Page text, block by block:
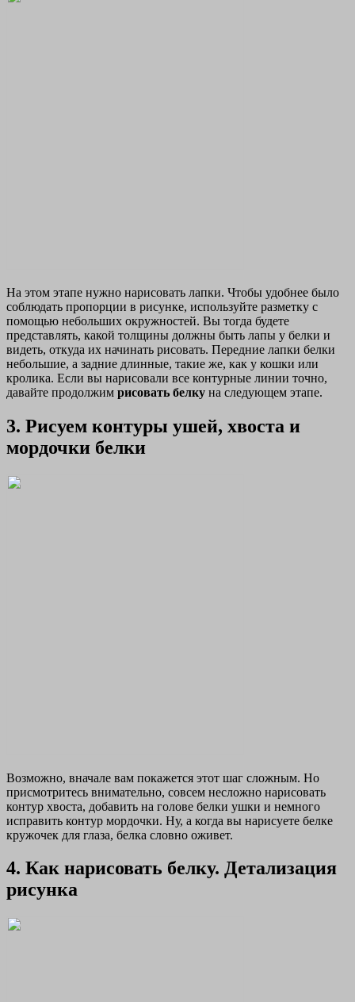
На этом этапе нужно нарисовать лапки. Чтобы удобнее было
соблюдать пропорции в рисунке, используйте разметку с
помощью небольших окружностей. Вы тогда будете
представлять, какой толщины должны быть лапы у белки и
видеть, откуда их начинать рисовать. Передние лапки белки
небольшие, а задние длинные, такие же, как у кошки или
кролика. Если вы нарисовали все контурные линии точно,
давайте продолжим рисовать белку на следующем этапе.
3. Рисуем контуры ушей, хвоста и
мордочки белки
Возможно, вначале вам покажется этот шаг сложным. Но
присмотритесь внимательно, совсем несложно нарисовать
контур хвоста, добавить на голове белки ушки и немного
исправить контур мордочки. Ну, а когда вы нарисуете белке
кружочек для глаза, белка словно оживет.
4. Как нарисовать белку. Детализация
рисунка